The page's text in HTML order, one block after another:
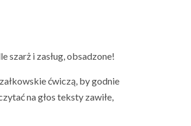
szarż i zasług, obsadzone!
ćwiczą, by godnie
na głos teksty zawiłe,